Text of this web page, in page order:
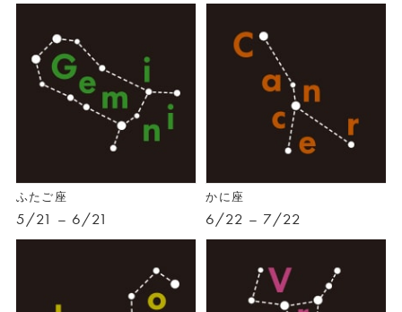
ふたご座
5/21 – 6/21
かに座
6/22 – 7/22